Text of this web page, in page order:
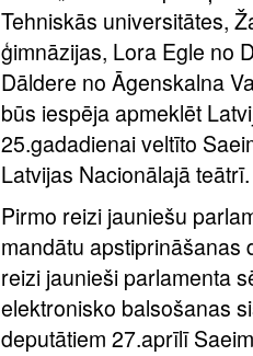
Tehniskās universitātes,
ģimnāzijas, Lora Egle no
Dāldere no Āgenskalna
būs iespēja apmeklēt
25.gadadienai veltīto
Latvijas Nacionālajā
Pirmo reizi jauniešu
mandātu apstiprināšanas
reizi jaunieši parlamenta
elektronisko balsošanas
deputātiem 27.aprīlī